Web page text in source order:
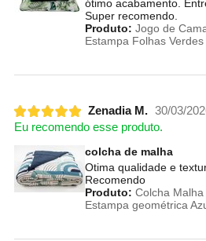
ótimo acabamento.
Super recomendo.
Produto: Jogo de
Estampa Folhas Verdes
Zenadia M. 30/03/
Eu recomendo esse produto.
colcha de malha
Otima qualidade e
Recomendo
Produto: Colcha
Estampa geométrica